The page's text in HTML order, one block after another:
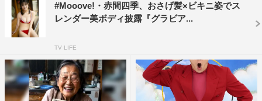
#Mooove!・赤間四季、おさげ髪×ビキニ姿でス
レンダー美ボディ披露『グラビア...
TV LIFE